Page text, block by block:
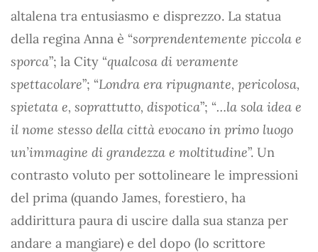
altalena tra entusiasmo e disprezzo. La statua
della regina Anna è “sorprendentemente piccola e
sporca”; la City “qualcosa di veramente
spettacolare”; “Londra era ripugnante, pericolosa,
spietata e, soprattutto, dispotica”; “…la sola idea e
il nome stesso della città evocano in primo luogo
un’immagine di grandezza e moltitudine”. Un
contrasto voluto per sottolineare le impressioni
del prima (quando James, forestiero, ha
addirittura paura di uscire dalla sua stanza per
andare a mangiare) e del dopo (lo scrittore